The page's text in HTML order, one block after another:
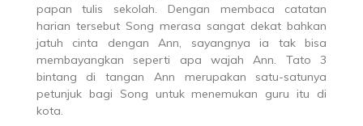
papan tulis sekolah. Dengan membaca catatan
harian tersebut Song merasa sangat dekat bahkan
jatuh cinta dengan Ann, sayangnya ia tak bisa
membayangkan seperti apa wajah Ann. Tato 3
bintang di tangan Ann merupakan satu-satunya
petunjuk bagi Song untuk menemukan guru itu di
kota.